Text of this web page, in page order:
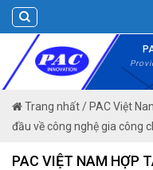
Skip
to
content
Trang nhất/ PAC Việt
đầu về công nghệ gia công
PAC VIỆT NAM HỢP